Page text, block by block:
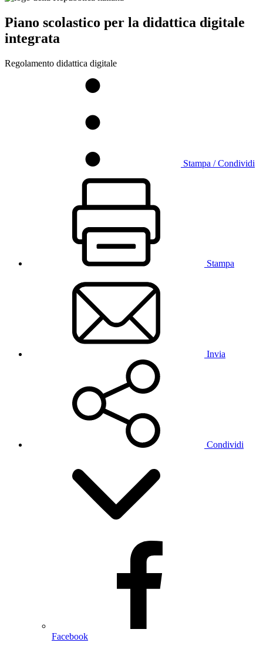
Piano scolastico per la didattica digitale
integrata
Regolamento didattica digitale
Stampa / Condividi
Stampa
Invia
Condividi
Facebook